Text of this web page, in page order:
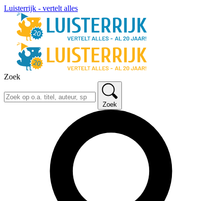
Luisterrijk - vertelt alles
Zoek
Zoek